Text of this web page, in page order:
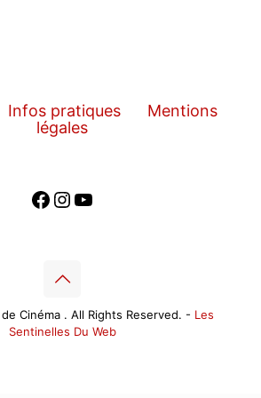
Infos pratiques
Mentions
légales
Facebook
Instagram
YouTube
Cinéma . All Rights Reserved. - Les
Sentinelles Du Web